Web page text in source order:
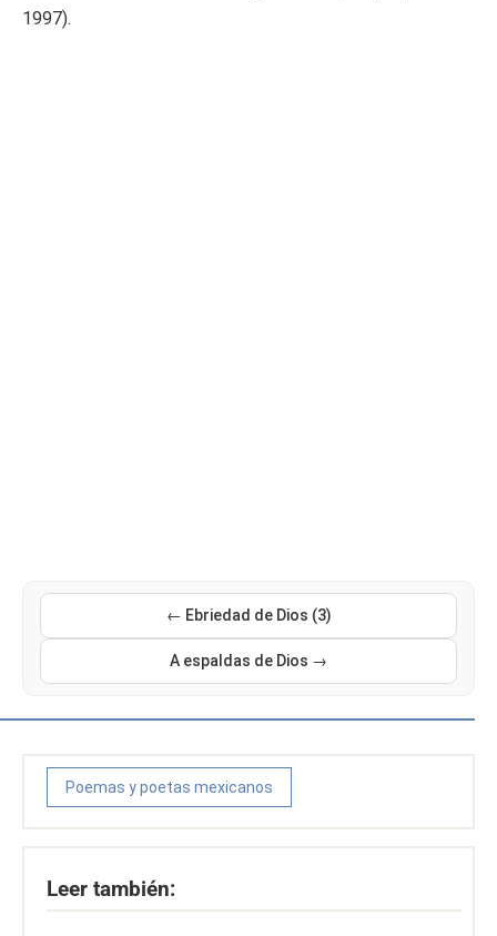
1997).
← Ebriedad de Dios (3)
A espaldas de Dios →
Poemas y poetas mexicanos
Leer también: